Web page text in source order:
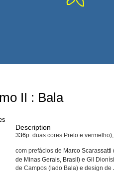
II : Bala
Description
336p. duas cores Preto e
com prefácios de Marco Scarassatti
de Minas Gerais, Brasil) e Gil
de Campos (lado Bala) e design